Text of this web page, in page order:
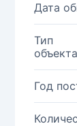
Дата
Тип
Год